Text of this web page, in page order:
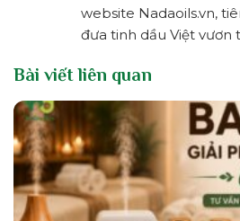
website Nadaoils.vn,
đưa tinh dầu Việt vươn
Bài viết liên quan